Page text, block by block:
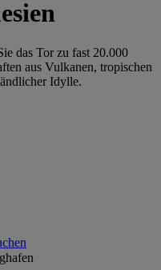
das Tor zu fast 20.000
aus Vulkanen, tropischen
Idylle.